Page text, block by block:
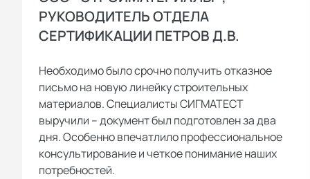
РУКОВОДИТЕЛЬ ОТДЕЛА
СЕРТИФИКАЦИИ ПЕТРОВ Д.В.
Необходимо было срочно получить отказное
письмо на новую линейку строительных
материалов. Специалисты СИГМАТЕСТ
выручили – документ был подготовлен за два
дня. Особенно впечатлило профессиональное
консультирование и четкое понимание наших
потребностей.